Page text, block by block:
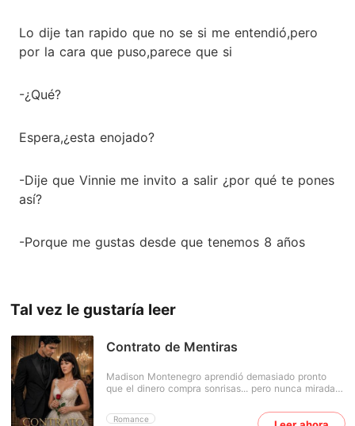
Lo dije tan rapido que no se si me entendió,pero
por la cara que puso,parece que si
-¿Qué?
Espera,¿esta enojado?
-Dije que Vinnie me invito a salir ¿por qué te pones
así?
-Porque me gustas desde que tenemos 8 años
Tal vez le gustaría leer
Contrato de Mentiras
Romance
Madison Montenegro aprendió demasiado pronto
que el dinero compra sonrisas... pero nunca miradas
corazón que insiste en creer, vive rodeada de gente